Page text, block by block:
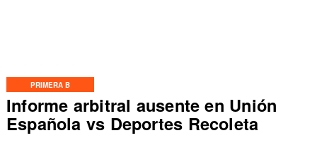
PRIMERA B
Informe arbitral ausente en Unión
Española vs Deportes Recoleta